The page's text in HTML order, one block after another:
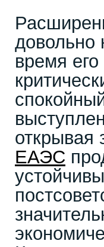
довольно
время
открывая
ЕАЭС